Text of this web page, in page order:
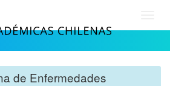
de Enfermedades